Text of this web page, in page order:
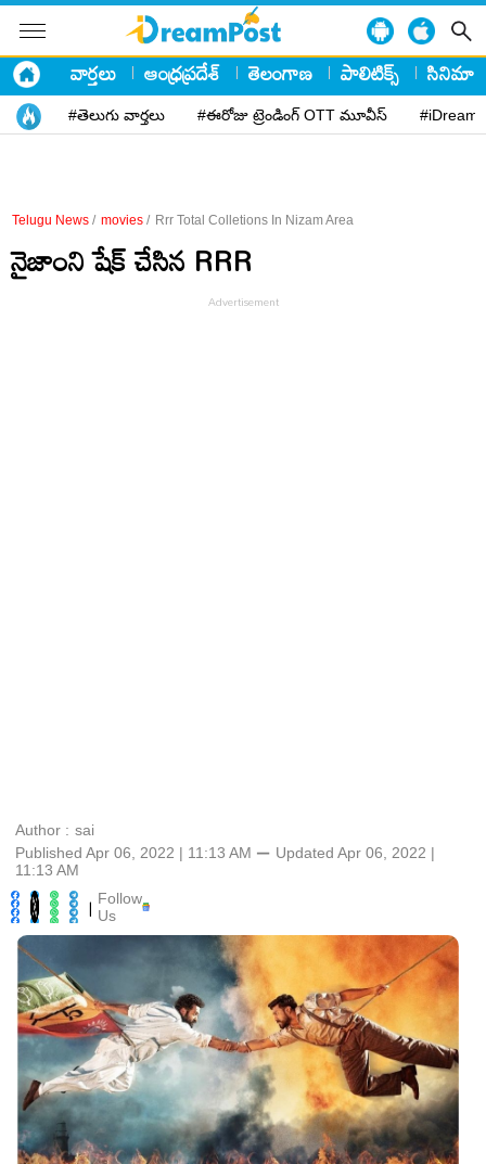
వార్తలు ఆంధ్రప్రదేశ్ తెలంగాణ పాలిటిక్స్ సినిమా
#తెలుగు వార్తలు #ఈరోజు ట్రెండింగ్ OTT మూవీస్
Telugu News / movies / Rrr Total Colletions In Nizam Area
నైజాంని షేక్ చేసిన RRR
Author : sai
Published Apr 06, 2022 | 11:13 AM ⚊ Updated Apr 06, 2022 |
11:13 AM
| Follow
Us